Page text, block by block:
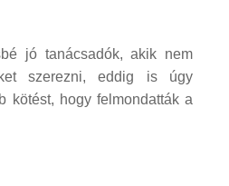
jó tanácsadók, akik nem
szerezni, eddig is úgy
kötést, hogy felmondatták a